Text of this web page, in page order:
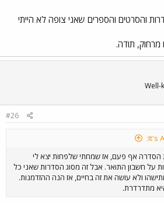
ש99% מהסדרות והסרטים והספרים שאני צופה לא הייתי
תודה.
Well-
#26
הסדרה אף פעם, אז שמחתי שלפחות יצא לי
על חשבון התואר. אבל זה מסוג הסדרות שאני כל
ולא עושה את זה בחיים, אז הנה ההזדמנות.
מתדרדרת.